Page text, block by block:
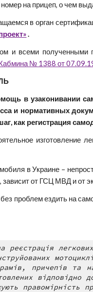
номер на прицеп, о чем
в орган
.
всеми полученными
№ 1388 от
в узаконивании
и нормативных
как регистрация
изготовление
в Украине –
зависит от ГСЦ МВД и от
проблем ездить на
реєстрація
причепів та
відповідно
правомірність